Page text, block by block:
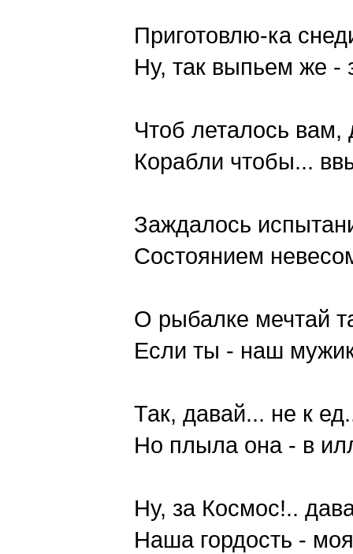
Приготовлю-ка
Ну, так выпьем же -
Чтоб леталось вам,
Корабли чтобы...
Заждалось
Состоянием
О рыбалке мечтай
Если ты - наш
Так, давай... не к
Но плыла она - в
Ну, за Космос!..
Наша гордость -